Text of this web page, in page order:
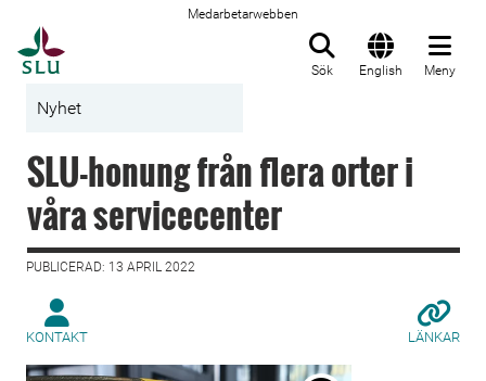
Medarbetarwebben
Sök English Meny
Nyhet
SLU-honung från flera orter i
våra servicecenter
PUBLICERAD: 13 APRIL 2022
KONTAKT LÄNKAR